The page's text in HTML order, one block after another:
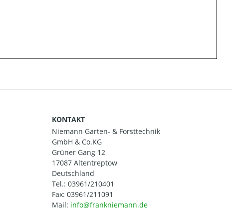
KONTAKT
Niemann Garten- & Forsttechnik
GmbH & Co.KG
Grüner Gang 12
17087 Altentreptow
Deutschland
Tel.: 03961/210401
Fax: 03961/211091
Mail: